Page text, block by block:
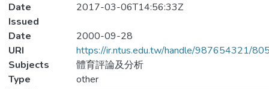
Date
Issued
2017-03-06T14:56:33Z
Date
2000-09-28
URI
https://ir.ntus.edu.tw/handle/987654321/
Subjects
體育評論及分析
Type
other